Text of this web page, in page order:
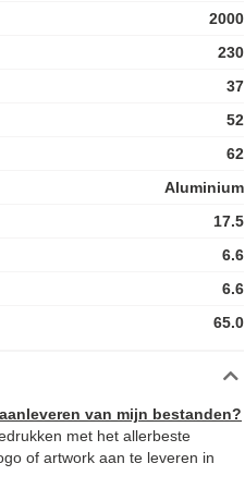
2000
230
37
52
62
Aluminium
17.5
6.6
6.6
65.0
van mijn bestanden?
met het allerbeste
of artwork aan te leveren in